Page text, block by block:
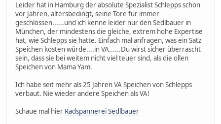
Leider hat in Hamburg der absolute Spezialist Schlepps schon
vor Jahren, altersbedingt, seine Tore für immer
geschlossen......und ich kenne leider nur den Sedlbauer in
München, der mindestens die gleiche, extrem hohe Expertise
hat, wie Schlepps sie hatte. Einfach mal anfragen, was ein Satz
Speichen kosten würde....in VA......Du wirst sicher überrascht
sein, dass sie bei weitem nicht viel teuer sind, als die ollen
Speichen von Mama Yam.
Ich habe seit mehr als 25 Jahren VA Speichen von Schlepps
verbaut. Nie wieder andere Speichen als VA!
Schaue mal hier Radspannerei Sedlbauer